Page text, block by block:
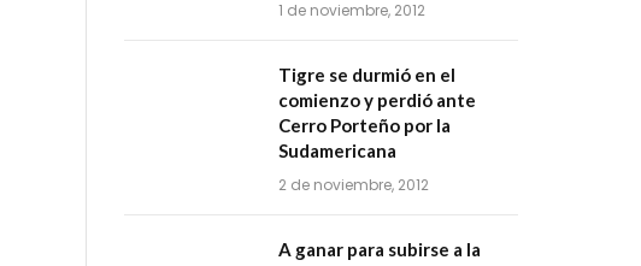
1 de noviembre, 2012
Tigre se durmió en el
comienzo y perdió ante
Cerro Porteño por la
Sudamericana
2 de noviembre, 2012
A ganar para subirse a la